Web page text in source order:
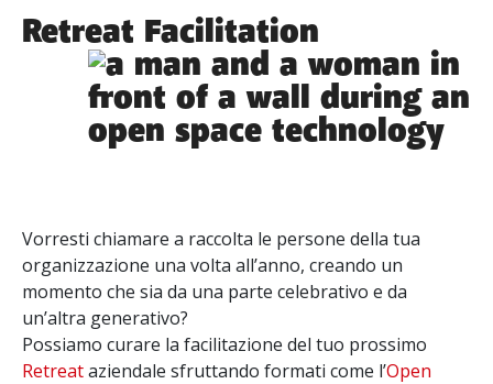
Retreat Facilitation
Vorresti chiamare a raccolta le persone della tua
organizzazione una volta all’anno, creando un
momento che sia da una parte celebrativo e da
un’altra generativo?
Possiamo curare la facilitazione del tuo prossimo
Retreataziendale sfruttando formati come l’Open